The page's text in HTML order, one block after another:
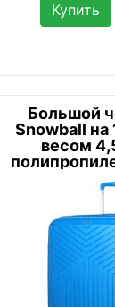
Купить
Большой
Snowball на
весом